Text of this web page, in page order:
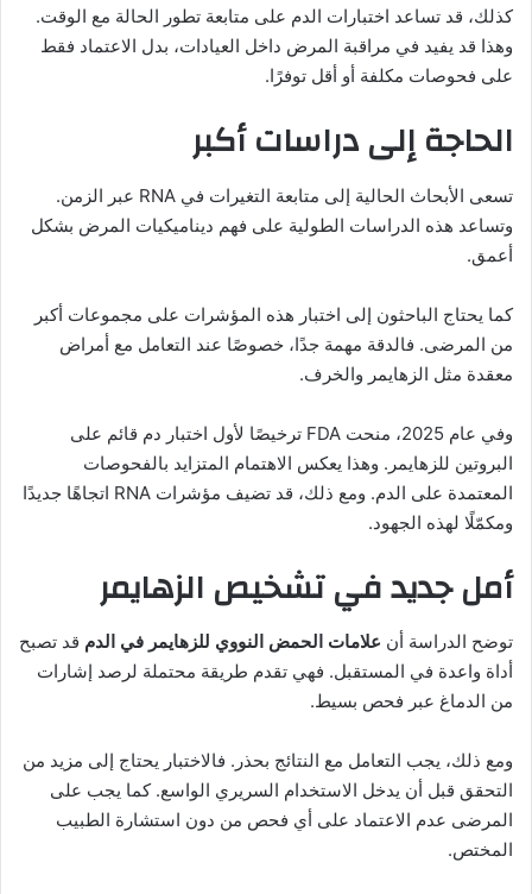
كذلك، قد تساعد اختبارات الدم على متابعة تطور الحالة مع الوقت.
وهذا قد يفيد في مراقبة المرض داخل العيادات، بدل الاعتماد فقط
على فحوصات مكلفة أو أقل توفرًا.
الحاجة إلى دراسات أكبر
تسعى الأبحاث الحالية إلى متابعة التغيرات في RNA عبر الزمن.
وتساعد هذه الدراسات الطولية على فهم ديناميكيات المرض بشكل
أعمق.
كما يحتاج الباحثون إلى اختبار هذه المؤشرات على مجموعات أكبر
من المرضى. فالدقة مهمة جدًا، خصوصًا عند التعامل مع أمراض
معقدة مثل الزهايمر والخرف.
وفي عام 2025، منحت FDA ترخيصًا لأول اختبار دم قائم على
البروتين للزهايمر. وهذا يعكس الاهتمام المتزايد بالفحوصات
المعتمدة على الدم. ومع ذلك، قد تضيف مؤشرات RNA اتجاهًا جديدًا
ومكمّلًا لهذه الجهود.
أمل جديد في تشخيص الزهايمر
توضح الدراسة أن علامات الحمض النووي للزهايمر في الدم قد تصبح
أداة واعدة في المستقبل. فهي تقدم طريقة محتملة لرصد إشارات
من الدماغ عبر فحص بسيط.
ومع ذلك، يجب التعامل مع النتائج بحذر. فالاختبار يحتاج إلى مزيد من
التحقق قبل أن يدخل الاستخدام السريري الواسع. كما يجب على
المرضى عدم الاعتماد على أي فحص من دون استشارة الطبيب
المختص.